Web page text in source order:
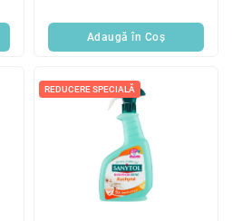
Adaugă în Coş
REDUCERE SPECIALĂ